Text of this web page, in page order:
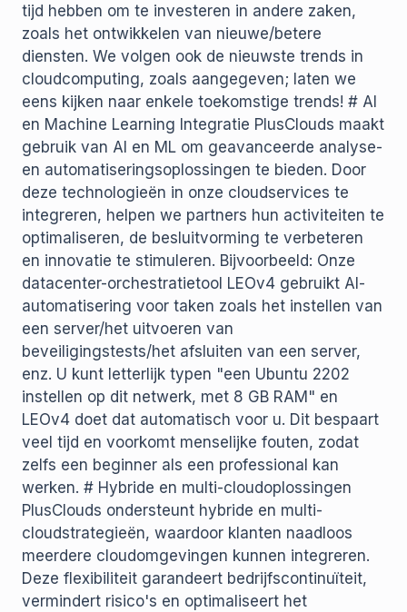
tijd hebben om te investeren in andere zaken,
zoals het ontwikkelen van nieuwe/betere
diensten. We volgen ook de nieuwste trends in
cloudcomputing, zoals aangegeven; laten we
eens kijken naar enkele toekomstige trends! # AI
en Machine Learning Integratie PlusClouds maakt
gebruik van AI en ML om geavanceerde analyse-
en automatiseringsoplossingen te bieden. Door
deze technologieën in onze cloudservices te
integreren, helpen we partners hun activiteiten te
optimaliseren, de besluitvorming te verbeteren
en innovatie te stimuleren. Bijvoorbeeld: Onze
datacenter-orchestratietool LEOv4 gebruikt AI-
automatisering voor taken zoals het instellen van
een server/het uitvoeren van
beveiligingstests/het afsluiten van een server,
enz. U kunt letterlijk typen "een Ubuntu 2202
instellen op dit netwerk, met 8 GB RAM" en
LEOv4 doet dat automatisch voor u. Dit bespaart
veel tijd en voorkomt menselijke fouten, zodat
zelfs een beginner als een professional kan
werken. # Hybride en multi-cloudoplossingen
PlusClouds ondersteunt hybride en multi-
cloudstrategieën, waardoor klanten naadloos
meerdere cloudomgevingen kunnen integreren.
Deze flexibiliteit garandeert bedrijfscontinuïteit,
vermindert risico's en optimaliseert het